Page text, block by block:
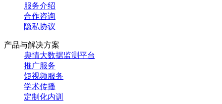
服务介绍
合作咨询
隐私协议
产品与解决方案
舆情大数据监测平台
推广服务
短视频服务
学术传播
定制化内训